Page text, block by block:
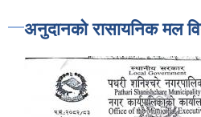
अनुदानको रासायनिक मल